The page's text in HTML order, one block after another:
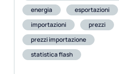
energia
esportazioni
importazioni
prezzi
prezzi importazione
statistica flash